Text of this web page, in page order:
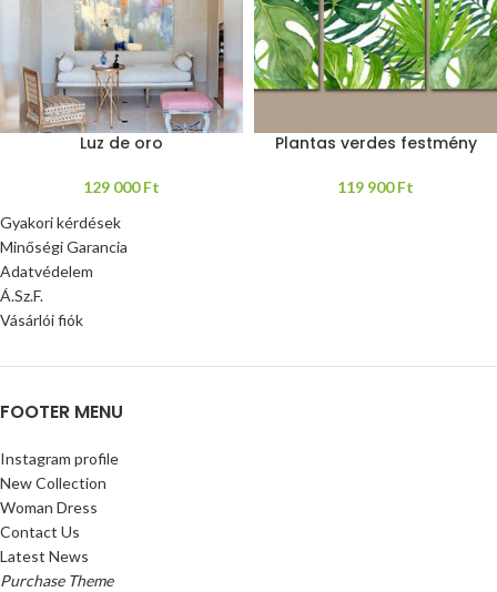
Luz de oro
129 000Ft
Plantas verdes festmény
119 900Ft
Gyakori kérdések
Minőségi Garancia
Adatvédelem
Á.Sz.F.
Vásárlói fiók
FOOTER MENU
Instagram profile
New Collection
Woman Dress
Contact Us
Latest News
Purchase Theme